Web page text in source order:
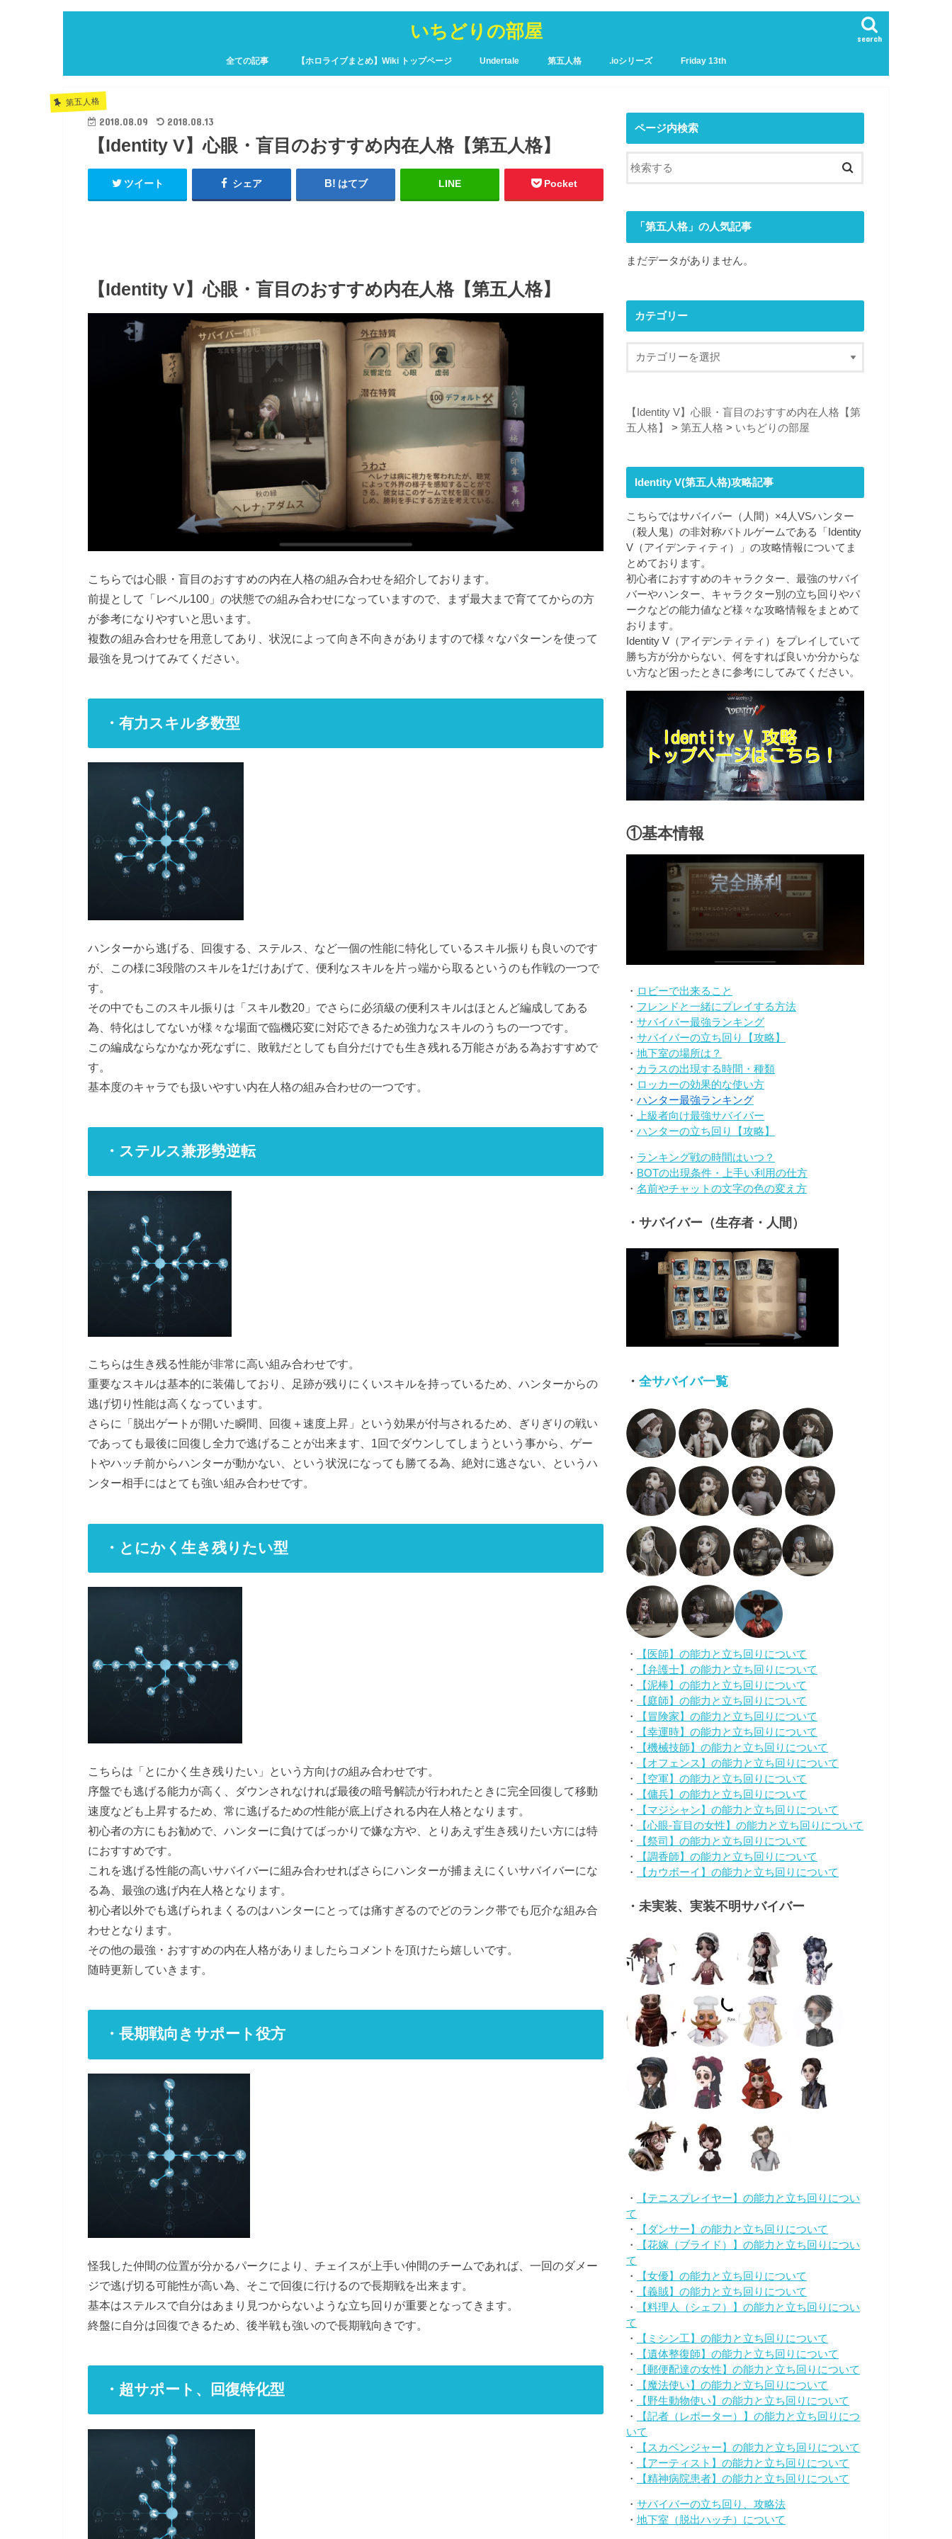
いちどりの部屋 search
全ての記事 【ホロライブまとめ】Wiki トップページ Undertale 第五人格 .ioシリーズ Friday 13th
第五人格
2018.08.09 2018.08.13
【Identity V】心眼・盲目のおすすめ内在人格【第五人格】
ツイート シェア はてブ LINE Pocket
【Identity V】心眼・盲目のおすすめ内在人格【第五人格】
こちらでは心眼・盲目のおすすめの内在人格の組み合わせを紹介しております。
前提として「レベル100」の状態での組み合わせになっていますので、まず最大まで育ててからの方
が参考になりやすいと思います。
複数の組み合わせを用意してあり、状況によって向き不向きがありますので様々なパターンを使って
最強を見つけてみてください。
・有力スキル多数型
ハンターから逃げる、回復する、ステルス、など一個の性能に特化しているスキル振りも良いのです
が、この様に3段階のスキルを1だけあげて、便利なスキルを片っ端から取るというのも作戦の一つで
す。
その中でもこのスキル振りは「スキル数20」でさらに必須級の便利スキルはほとんど編成してある
為、特化はしてないが様々な場面で臨機応変に対応できるため強力なスキルのうちの一つです。
この編成ならなかなか死なずに、敗戦だとしても自分だけでも生き残れる万能さがある為おすすめで
す。
基本度のキャラでも扱いやすい内在人格の組み合わせの一つです。
・ステルス兼形勢逆転
こちらは生き残る性能が非常に高い組み合わせです。
重要なスキルは基本的に装備しており、足跡が残りにくいスキルを持っているため、ハンターからの
逃げ切り性能は高くなっています。
さらに「脱出ゲートが開いた瞬間、回復＋速度上昇」という効果が付与されるため、ぎりぎりの戦い
であっても最後に回復し全力で逃げることが出来ます、1回でダウンしてしまうという事から、ゲー
トやハッチ前からハンターが動かない、という状況になっても勝てる為、絶対に逃さない、というハ
ンター相手にはとても強い組み合わせです。
・とにかく生き残りたい型
こちらは「とにかく生き残りたい」という方向けの組み合わせです。
序盤でも逃げる能力が高く、ダウンされなければ最後の暗号解読が行われたときに完全回復して移動
速度なども上昇するため、常に逃げるための性能が底上げされる内在人格となります。
初心者の方にもお勧めで、ハンターに負けてばっかりで嫌な方や、とりあえず生き残りたい方には特
におすすめです。
これを逃げる性能の高いサバイバーに組み合わせればさらにハンターが捕まえにくいサバイバーにな
る為、最強の逃げ内在人格となります。
初心者以外でも逃げられまくるのはハンターにとっては痛すぎるのでどのランク帯でも厄介な組み合
わせとなります。
その他の最強・おすすめの内在人格がありましたらコメントを頂けたら嬉しいです。
随時更新していきます。
・長期戦向きサポート役方
怪我した仲間の位置が分かるパークにより、チェイスが上手い仲間のチームであれば、一回のダメー
ジで逃げ切る可能性が高い為、そこで回復に行けるので長期戦を出来ます。
基本はステルスで自分はあまり見つからないような立ち回りが重要となってきます。
終盤に自分は回復できるため、後半戦も強いので長期戦向きです。
・超サポート、回復特化型
ページ内検索
「第五人格」の人気記事
まだデータがありません。
カテゴリー
【Identity V】心眼・盲目のおすすめ内在人格【第
五人格】
> 第五人格 > いちどりの部屋
Identity V(第五人格)攻略記事
こちらではサバイバー（人間）×4人VSハンター
（殺人鬼）の非対称バトルゲームである「Identity
V（アイデンティティ）」の攻略情報についてま
とめております。
初心者におすすめのキャラクター、最強のサバイ
バーやハンター、キャラクター別の立ち回りやパ
ークなどの能力値など様々な攻略情報をまとめて
おります。
Identity V（アイデンティティ）をプレイしていて
勝ち方が分からない、何をすれば良いか分からな
い方など困ったときに参考にしてみてください。
①基本情報
・ ロビーで出来ること
・ フレンドと一緒にプレイする方法
・ サバイバー最強ランキング
・ サバイバーの立ち回り【攻略】
・ 地下室の場所は？
・ カラスの出現する時間・種類
・ ロッカーの効果的な使い方
・ ハンター最強ランキング
・ 上級者向け最強サバイバー
・ ハンターの立ち回り【攻略】
・ ランキング戦の時間はいつ？
・ BOTの出現条件・上手い利用の仕方
・ 名前やチャットの文字の色の変え方
・サバイバー（生存者・人間）
・ 全サバイバ一覧
・
【医師】の能力と立ち回りについて
・
【弁護士】の能力と立ち回りについて
・
【泥棒】の能力と立ち回りについて
・
【庭師】の能力と立ち回りについて
・
【冒険家】の能力と立ち回りについて
・
【幸運時】の能力と立ち回りについて
・
【機械技師】の能力と立ち回りについて
・
【オフェンス】の能力と立ち回りについて
・
【空軍】の能力と立ち回りについて
・
【傭兵】の能力と立ち回りについて
・
【マジシャン】の能力と立ち回りについて
・
【心眼-盲目の女性】の能力と立ち回りについて
・
【祭司】の能力と立ち回りについて
・
【調香師】の能力と立ち回りについて
・
【カウボーイ】の能力と立ち回りについて
・未実装、実装不明サバイバー
・
【テニスプレイヤー】の能力と立ち回りについ
て
・
【ダンサー】の能力と立ち回りについて
・
【花嫁（ブライド）】の能力と立ち回りについ
て
・
【女優】の能力と立ち回りについて
・
【義賊】の能力と立ち回りについて
・
【料理人（シェフ）】の能力と立ち回りについ
て
・
【ミシン工】の能力と立ち回りについて
・
【遺体整復師】の能力と立ち回りについて
・
【郵便配達の女性】の能力と立ち回りについて
・
【魔法使い】の能力と立ち回りについて
・
【野生動物使い】の能力と立ち回りについて
・
【記者（レポーター）】の能力と立ち回りにつ
いて
・
【スカベンジャー】の能力と立ち回りについて
・
【アーティスト】の能力と立ち回りについて
・
【精神病院患者】の能力と立ち回りについて
・ サバイバーの立ち回り、攻略法
・ 地下室（脱出ハッチ）について